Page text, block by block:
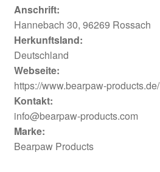
Anschrift:
Hannebach 30, 96269 Rossach
Herkunftsland:
Deutschland
Webseite:
https://www.bearpaw-products.de/
Kontakt:
info@bearpaw-products.com
Marke:
Bearpaw Products